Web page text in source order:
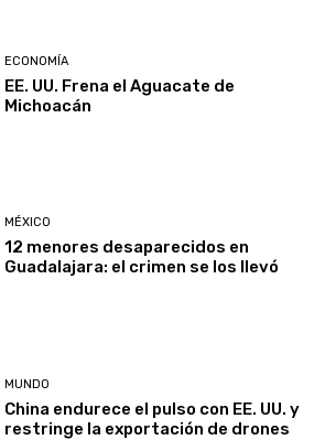
ECONOMÍA
EE. UU. Frena el Aguacate de
Michoacán
MÉXICO
12 menores desaparecidos en
Guadalajara: el crimen se los llevó
MUNDO
China endurece el pulso con EE. UU. y
restringe la exportación de drones